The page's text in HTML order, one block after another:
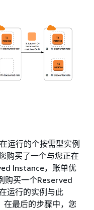
运行的个按需型实例
购买了一个与您正在
Instance，账单优
购买一个Reserved
运行的实例与此
最后的步骤中，您